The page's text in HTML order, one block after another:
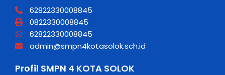
62822330008845
0822330008845
62822330008845
admin@smpn4kotasolok.sch.id
Profil SMPN 4 KOTA SOLOK